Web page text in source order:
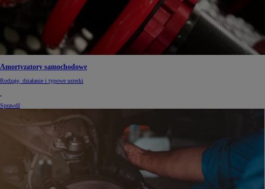
Amortyzatory samochodowe
Rodzaje, działanie i typowe usterki
Sprawdź